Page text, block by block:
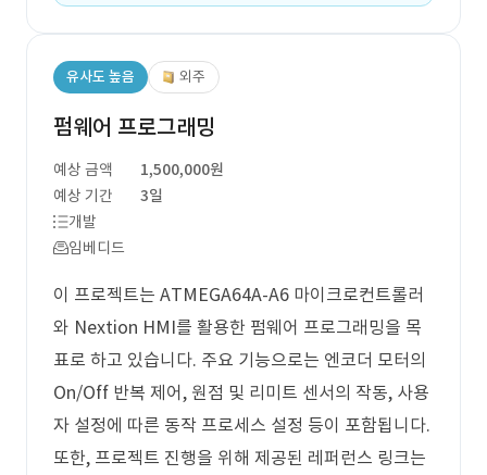
유사도 높음 외주
펌웨어 프로그래밍
예상 금액
1,500,000원
예상 기간
3일
개발
임베디드
이 프로젝트는 ATMEGA64A-A6 마이크로컨트롤러
와 Nextion HMI를 활용한 펌웨어 프로그래밍을 목
표로 하고 있습니다. 주요 기능으로는 엔코더 모터의
On/Off 반복 제어, 원점 및 리미트 센서의 작동, 사용
자 설정에 따른 동작 프로세스 설정 등이 포함됩니다.
또한, 프로젝트 진행을 위해 제공된 레퍼런스 링크는